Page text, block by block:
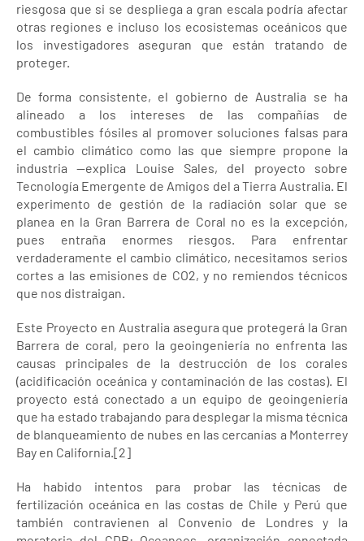
riesgosa que si se despliega a gran escala podría afectar
otras regiones e incluso los ecosistemas oceánicos que
los investigadores aseguran que están tratando de
proteger.
De forma consistente, el gobierno de Australia se ha
alineado a los intereses de las compañías de
combustibles fósiles al promover soluciones falsas para
el cambio climático como las que siempre propone la
industria —explica Louise Sales, del proyecto sobre
Tecnología Emergente de Amigos del a Tierra Australia. El
experimento de gestión de la radiación solar que se
planea en la Gran Barrera de Coral no es la excepción,
pues entraña enormes riesgos. Para enfrentar
verdaderamente el cambio climático, necesitamos serios
cortes a las emisiones de CO2, y no remiendos técnicos
que nos distraigan.
Este Proyecto en Australia asegura que protegerá la Gran
Barrera de coral, pero la geoingeniería no enfrenta las
causas principales de la destrucción de los corales
(acidificación oceánica y contaminación de las costas). El
proyecto está conectado a un equipo de geoingeniería
que ha estado trabajando para desplegar la misma técnica
de blanqueamiento de nubes en las cercanías a Monterrey
Bay en California.[2]
Ha habido intentos para probar las técnicas de
fertilización oceánica en las costas de Chile y Perú que
también contravienen al Convenio de Londres y la